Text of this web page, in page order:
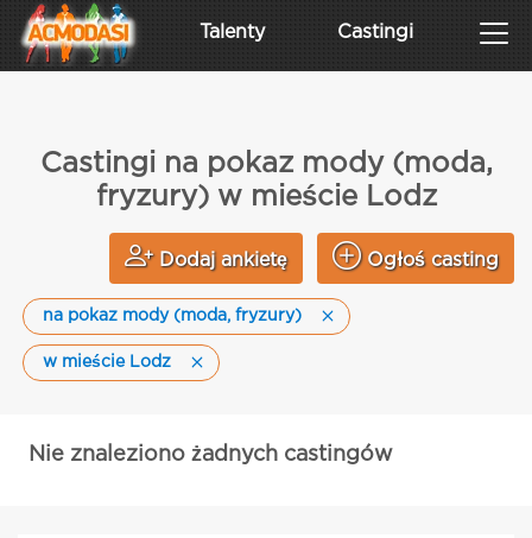
Talenty Castingi
Castingi na pokaz mody (moda,
fryzury) w mieście Lodz
Dodaj ankietę Ogłoś casting
na pokaz mody (moda, fryzury)
w mieście Lodz
Nie znaleziono żadnych castingów